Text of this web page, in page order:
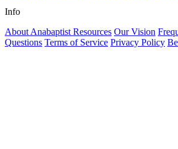
Info
About Anabaptist Resources Our Vision
Questions Terms of Service Privacy Policy